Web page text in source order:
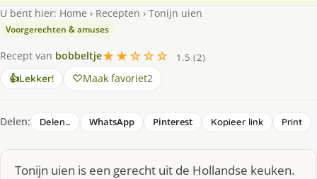
U bent hier: Home › Recepten › Tonijn uien
Voorgerechten & amuses
Recept van bobbeltje★★☆☆☆
1.5 (2)
👍Lekker! Maak favoriet2
Delen: Delen… WhatsApp Pinterest Kopieer link Print
Tonijn uien is een gerecht uit de Hollandse keuken.